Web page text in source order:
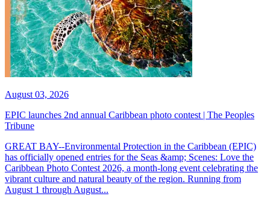
August 03, 2026
EPIC launches 2nd annual Caribbean photo contest | The Peoples
Tribune
GREAT BAY--Environmental Protection in the Caribbean (EPIC)
has officially opened entries for the Seas &amp; Scenes: Love the
Caribbean Photo Contest 2026, a month-long event celebrating the
vibrant culture and natural beauty of the region. Running from
August 1 through August...